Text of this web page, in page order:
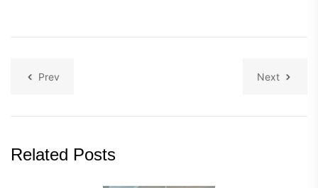
Prev Next
Related Posts